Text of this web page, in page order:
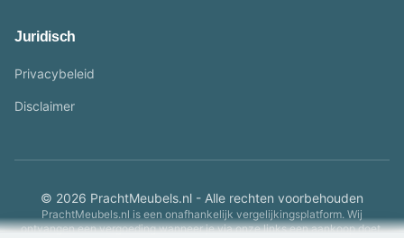
Juridisch
Privacybeleid
Disclaimer
© 2026 PrachtMeubels.nl - Alle rechten voorbehouden
PrachtMeubels.nl is een onafhankelijk vergelijkingsplatform. Wij
ontvangen een vergoeding wanneer je via onze links een aankoop doet.